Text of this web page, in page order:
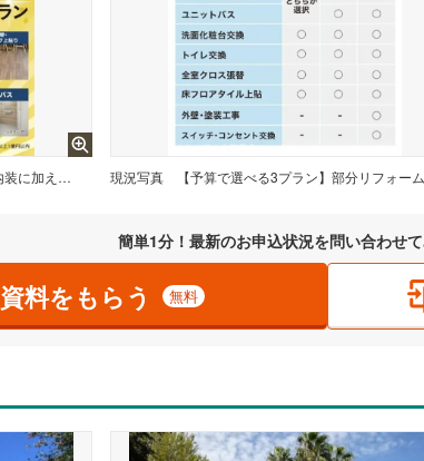
【700万円/税込】水回り4点＋内装に加え、外壁・屋根塗装までセットに！お家を内外装まるごと一新できるフルパッケージです。 現況写真
簡単1分！最新のお申込状況を問い合わせ
資料をもらう 無料